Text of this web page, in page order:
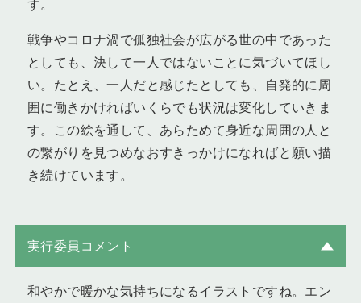
戦争やコロナ渦で孤独社会が広がる世の中であった
としても、決して一人ではないことに気づいてほし
い。たとえ、一人だと感じたとしても、自発的に周
囲に働きかければいくらでも状況は変化していきま
す。この絵を通して、あらためて身近な周囲の人と
の繋がりを見つめなおすきっかけになればと願い描
き続けています。
実行委員コメント
和やかで暖かな気持ちになるイラストですね。エン